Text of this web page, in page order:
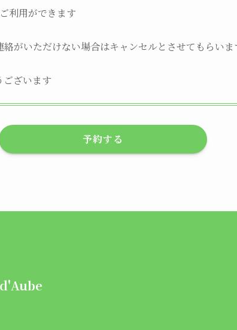
利用ができます
絡がいただけない場合はキャンセルとさせてもらいま
ざいます
予約する